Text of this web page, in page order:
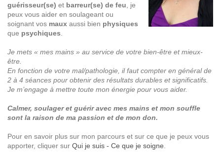
guérisseur(se) et barreur(se) de feu , je
peux vous aider en soulageant ou
soignant vos maux aussi bien physiques
que psychiques
Je mets « mes mains » au service de votre bien-être et mieux-
être.
En fonction de votre mal/pathologie, il faut compter en général de
2 à 4 séances pour obtenir des résultats durables et significatifs.
Je m’engage à mettre toute mon énergie pour vous aider.
Calmer, soulager et guérir avec mes mains et mon souffle
sont la raison de ma passion et de mon don.
Pour en savoir plus sur mon parcours et sur ce que je peux vous
apporter, cliquer sur Qui je suis - Ce que je soigne